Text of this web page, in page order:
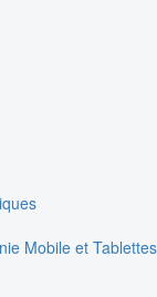
Mobile et Tablettes